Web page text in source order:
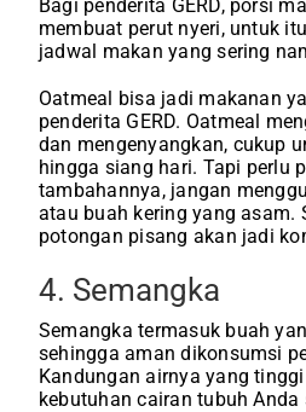
Bagi penderita GERD, porsi
membuat perut nyeri, untuk
jadwal makan yang sering
Oatmeal bisa jadi makanan
penderita GERD. Oatmeal
dan mengenyangkan, cukup
hingga siang hari. Tapi perlu
tambahannya, jangan
atau buah kering yang asam.
potongan pisang akan jadi
4. Semangka
Semangka termasuk buah
sehingga aman dikonsumsi
Kandungan airnya yang
kebutuhan cairan tubuh Anda